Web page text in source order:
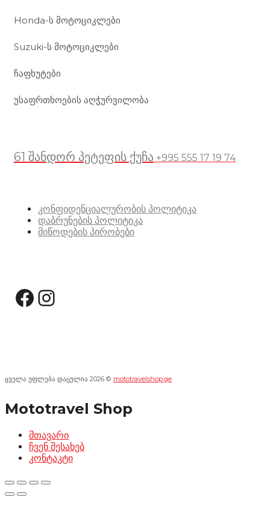
Honda-ს მოტოციკლები
Suzuki-ს მოტოციკლები
ჩაფხუტები
უსაფრთხოების აღჭურვილობა
61 შანდორ პეტეფის ქუჩა +995 555 17 19 74
კონფიდენციალურობის პოლიტიკა
დაბრუნების პოლიტიკა
მიწოდების პირობები
Facebook
Instagram
ყველა უფლება დაცულია 2026 © mototravelshop.ge
Mototravel Shop
მთავარი
ჩვენ შესახებ
კონტაკტი